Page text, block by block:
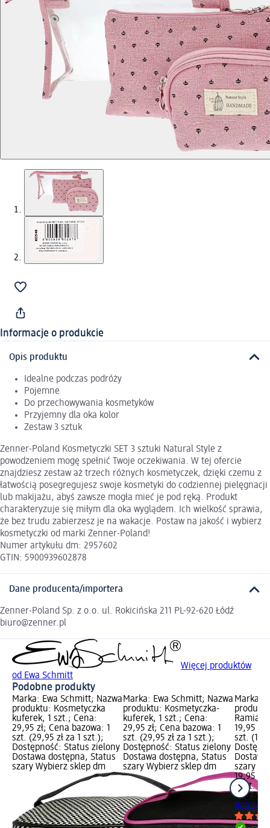
Informacje o produkcie
Opis produktu
Idealne podczas podróży
Pojemne
Do przechowywania kosmetyków
Przyjemny dla oka kolor
Zestaw 3 sztuk
Zenner-Poland Kosmetyczki SET 3 sztuki Natural Style z
powodzeniem mogę spełnić Twoje oczekiwania. W tej ofercie
znajdziesz zestaw aż trzech różnych kosmetyczek, dzięki czemu z
łatwością posegregujesz swoje kosmetyki do codziennej pielęgnacji
lub makijażu, abyś zawsze mogła mieć je pod ręką. Produkt
charakteryzuje się miłym dla oka wyglądem. Ich wielkość sprawia,
że bez trudu zabierzesz je na wakacje. Postaw na jakość i wybierz
kosmetyczki od marki Zenner-Poland!
Numer artykułu dm: 2957602
GTIN: 5900939602878
Dane producenta/importera
Zenner-Poland Sp. z o.o. ul. Rokicińska 211 PL-92-620 Łódź
biuro@zenner.pl
Więcej produktów
od Ewa Schmitt
Podobne produkty
Marka: Ewa Schmitt; Nazwa
produktu: Kosmetyczka
kuferek, 1 szt.; Cena:
29,95 zł; Cena bazowa: 1
szt. (29,95 zł za 1 szt.);
Dostępność: Status zielony
Dostawa dostępna, Status
szary Wybierz sklep dm
Marka: Ewa Schmitt; Nazwa
produktu: Kosmetyczka-
kuferek, 1 szt.; Cena:
29,95 zł; Cena bazowa: 1
szt. (29,95 zł za 1 szt.);
Dostępność: Status zielony
Dostawa dostępna, Status
szary Wybierz sklep dm
Marka:
Ramia,
19,95
szt.
szary
19,95 zł
1 szt.
Ewa
Ramia,